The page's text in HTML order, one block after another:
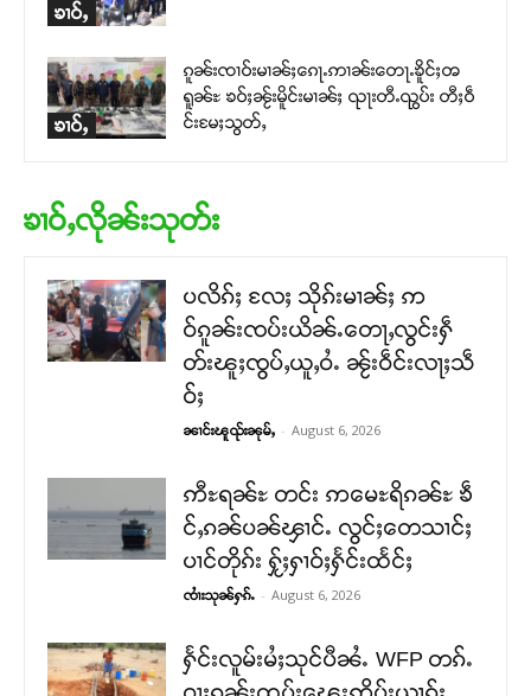
ၶၢဝ်ႇ
ၶၢဝ်ႇ
ၵူၼ်းၸၢဝ်းမၢၼ်ႈၵေႃႉဢၢၼ်းတေႃႉၶိူင်ႈၻ
ရူၼ်ႊ ၶဝ်ႈၼႂ်းမိူင်းမၢၼ်ႈ ၺႃးတီႉၺွပ်း တီႈဝဵ
င်းမႄႈသွတ်ႇ
ၶၢဝ်ႇလိုၼ်းသုတ်း
ပလိၵ်ႈ လႄႈ သိုၵ်းမၢၼ်ႈ ဢ
ဝ်ၵူၼ်းၸပ်းယိၼ်ႉတေႃႇလွင်းႁဵ
တ်းၽူႈၸွပ်ႇယူႇဝႆႉ ၼႂ်းဝဵင်းလႃႈသဵ
ဝ်ႈ
ၼၢင်းၽူၺ်းၼုမ်ႇ - August 6, 2026
ဢီႊရၼ်ႊ တင်း ဢမေႊရိၵၼ်ႊ ၶဵ
င်ႇၵၼ်ပၼ်ၾၢင်ႉ လွင်ႈတေသၢင်ႈ
ပၢင်တိုၵ်း ႁႂ်ႈႁၢဝ်ႈႁႅင်းထႅင်ႈ
ၸၢႆးသုၼ်ႁၵ်ႉ - August 6, 2026
ႁႅင်းလူမ်းမႆႈသုင်ပီၼႆႉ WFP တၵ်ႉ